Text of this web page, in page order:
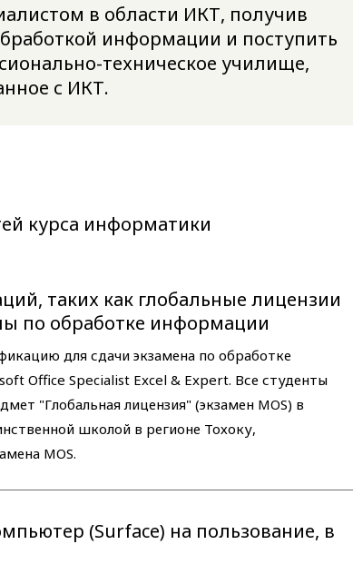
в области ИКТ, получив
информации и поступить
техническое училище,
с ИКТ.
курса информатики
таких как глобальные лицензии
по обработке информации
для сдачи экзамена по обработке
Office Specialist Excel & Expert. Все студенты
"Глобальная лицензия" (экзамен MOS) в
школой в регионе Тохоку,
MOS.
(Surface) на пользование, в